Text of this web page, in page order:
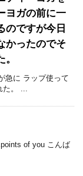
ヨガの前に一
のですが今日
かったのでそ
急に ラップ使って
た。 ...
of you こんば